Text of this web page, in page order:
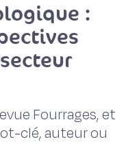
:
Fourrages, et
clé, auteur ou